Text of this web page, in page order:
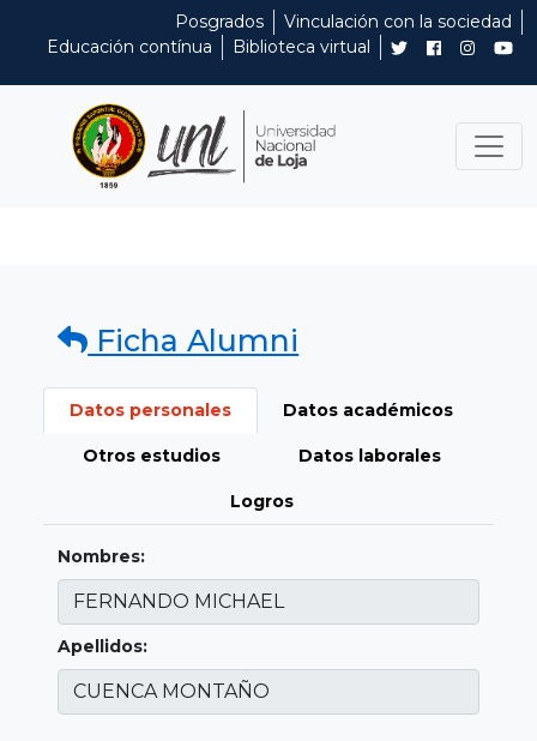
Posgrados
Vinculación con la sociedad
Educación contínua
Biblioteca virtual
Ficha Alumni
Datos personales Datos académicos
Otros estudios Datos laborales
Logros
Nombres:
Apellidos: